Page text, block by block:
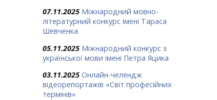
07.11.2025 Міжнародний мовно-
літературний конкурс імені Тараса
Шевченка
05.11.2025 Міжнародний конкурс з
української мови імені Петра Яцика
03.11.2025 Онлайн-челендж
відеорепортажів «Світ професійних
термінів»